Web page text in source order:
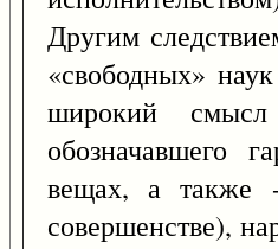
Другим
«свободных»
широкий
обозначавшего
вещах, а также
совершенстве),